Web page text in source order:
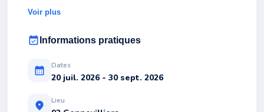
votre arrivée afin de prendre rapidement vos marques.
Voir plus
event_available Informations pratiques
calendar_month Dates
20 juil. 2026 - 30 sept. 2026
location_on Lieu